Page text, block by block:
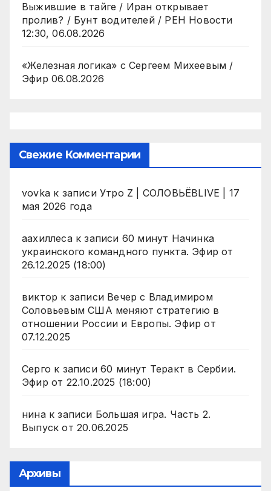
Выжившие в тайге / Иран открывает
пролив? / Бунт водителей / РЕН Новости
12:30, 06.08.2026
«Железная логика» с Сергеем Михеевым /
Эфир 06.08.2026
Свежие Комментарии
vovka к записи Утро Z | СОЛОВЬЁВLIVE | 17
мая 2026 года
аахиллесак записи 60 минут Начинка
украинского командного пункта. Эфир от
26.12.2025 (18:00)
виктор к записи Вечер с Владимиром
Соловьевым США меняют стратегию в
отношении России и Европы. Эфир от
07.12.2025
Серго к записи 60 минут Теракт в Сербии.
Эфир от 22.10.2025 (18:00)
нинак записи Большая игра. Часть 2.
Выпуск от 20.06.2025
Архивы